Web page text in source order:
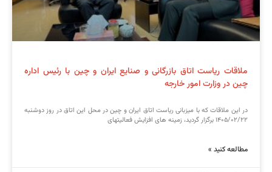
ملاقات ریاست اتاق بازرگانی و صنایع ایران و چین با رئیس اداره
چین در وزارت امور خارجه
در این ملاقات که با میزبانی ریاست اتاق ایران و چین در محل این اتاق در روز دوشنبه
۱۴۰۵/۰۲/۲۲ برگزار گردید، زمینه های افزایش فعالیتهای
مطالعه کنید »